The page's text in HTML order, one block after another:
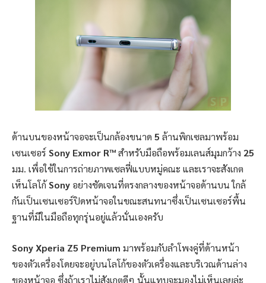
ด้านบนของหน้าจอจะเป็นกล้องขนาด 5 ล้านพิกเซลมาพร้อม
เซนเซอร์ Sony Exmor R™สำหรับมือถือพร้อมเลนส์มุมกว้าง 25
มม. เพื่อใช้ในการถ่ายภาพเซลฟี่แบบหมู่คณะ และเราจะสังเกต
เห็นโลโก้Sony อย่างชัดเจนที่ตรงกลางของหน้าจอด้านบน ใกล้
กันเป็นเซนเซอร์ปิดหน้าจอในขณะสนทนาซึ่งเป็นเซนเซอร์พื้น
ฐานที่มีในมือถือทุกรุ่นอยู่แล้วนั่นเองครับ
Sony Xperia Z5 Premium มาพร้อมกับลำโพงคู่ที่ด้านหน้า
ของตัวเครื่องโดยจะอยู่บนโลโก้ของตัวเครื่องและบริเวณด้านล่าง
ของหน้าจอ ซึ่งถ้าเราไม่สังเกตดีๆ นั้นแทบจะมองไม่เห็นเลยล่ะ